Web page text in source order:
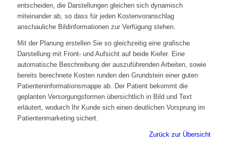
entscheiden, die Darstellungen gleichen sich dynamisch
miteinander ab, so dass für jeden Kostenvoranschlag
anschauliche Bildinformationen zur Verfügung stehen.
Mit der Planung erstellen Sie so gleichzeitig eine grafische
Darstellung mit Front- und Aufsicht auf beide Kiefer. Eine
automatische Beschreibung der auszuführenden Arbeiten, sowie
bereits berechnete Kosten runden den Grundstein einer guten
Patienteninformationsmappe ab. Der Patient bekommt die
geplanten Versorgungsformen übersichtlich in Bild und Text
erläutert, wodurch Ihr Kunde sich einen deutlichen Vorsprung im
Patientenmarketing sichert.
Zurück zur Übersicht